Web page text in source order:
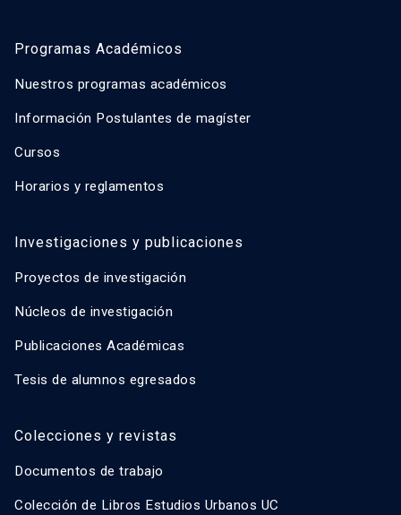
Programas Académicos
Nuestros programas académicos
Información Postulantes de magíster
Cursos
Horarios y reglamentos
Investigaciones y publicaciones
Proyectos de investigación
Núcleos de investigación
Publicaciones Académicas
Tesis de alumnos egresados
Colecciones y revistas
Documentos de trabajo
Colección de Libros Estudios Urbanos UC